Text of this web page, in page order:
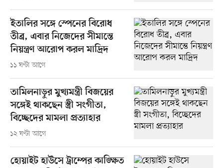
ইতালির সঙ্গে স্পেনের বিরোধ
তীব্র, এবার নিজেদের সীমান্তে
নিয়ন্ত্রণ আরোপ করল মাদ্রিদ
১১ ঘণ্টা আগে
তামিলনাড়ুর মুখ্যমন্ত্রী বিজয়ের
সঙ্গেই থাকছেন স্ত্রী সংগীতা,
বিচ্ছেদের মামলা প্রত্যাহার
১২ ঘণ্টা আগে
হোয়াইট হাউসে ট্রাম্পের কাঙ্ক্ষিত